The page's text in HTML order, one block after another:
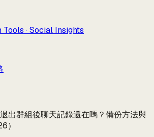
· Social Insights
出群組後聊天記錄還在嗎？備份方法與
）